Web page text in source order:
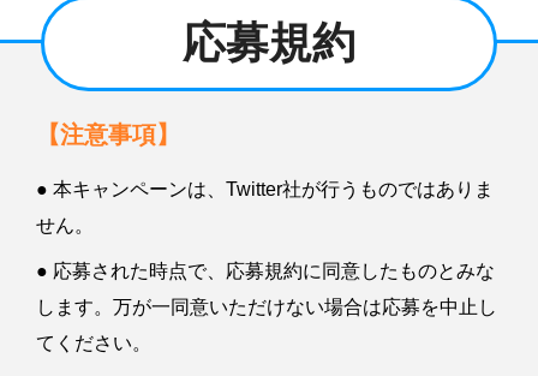
応募規約
【注意事項】
● 本キャンペーンは、Twitter社が行うものではありま
せん。
● 応募された時点で、応募規約に同意したものとみな
します。万が一同意いただけない場合は応募を中止し
てください。